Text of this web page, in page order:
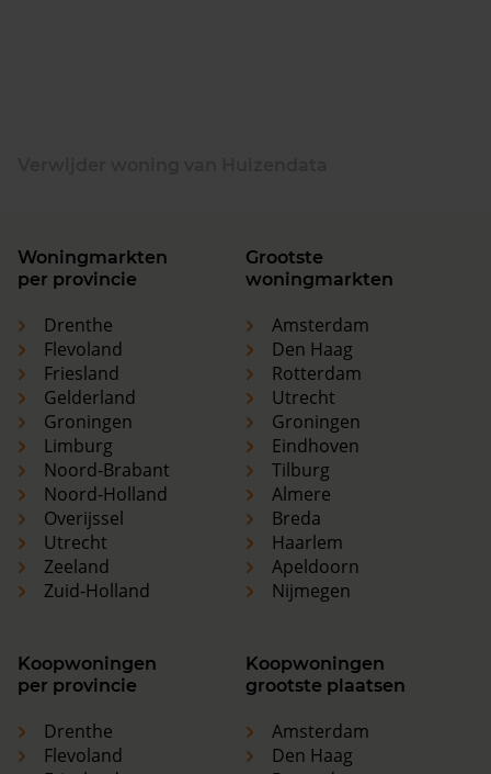
Woningmarkten
per provincie
Drenthe
Flevoland
Friesland
Gelderland
Groningen
Limburg
Noord-Brabant
Noord-Holland
Overijssel
Utrecht
Zeeland
Zuid-Holland
Grootste
woningmarkten
Amsterdam
Den Haag
Rotterdam
Utrecht
Groningen
Eindhoven
Tilburg
Almere
Breda
Haarlem
Apeldoorn
Nijmegen
Koopwoningen
per provincie
Drenthe
Flevoland
Koopwoningen
grootste plaatsen
Amsterdam
Den Haag